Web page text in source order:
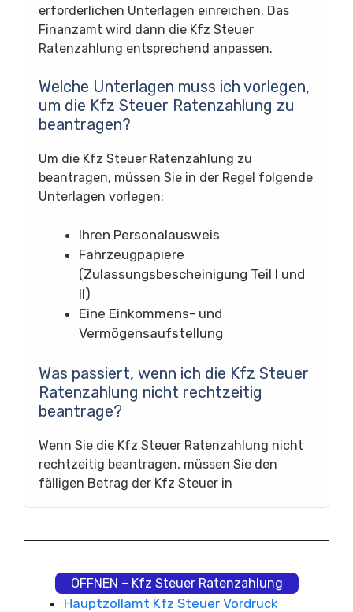
erforderlichen Unterlagen einreichen. Das
Finanzamt wird dann die Kfz Steuer
Ratenzahlung entsprechend anpassen.
Welche Unterlagen muss ich vorlegen,
um die Kfz Steuer Ratenzahlung zu
beantragen?
Um die Kfz Steuer Ratenzahlung zu
beantragen, müssen Sie in der Regel folgende
Unterlagen vorlegen:
Ihren Personalausweis
Fahrzeugpapiere
(Zulassungsbescheinigung Teil I und
II)
Eine Einkommens- und
Vermögensaufstellung
Was passiert, wenn ich die Kfz Steuer
Ratenzahlung nicht rechtzeitig
beantrage?
Wenn Sie die Kfz Steuer Ratenzahlung nicht
rechtzeitig beantragen, müssen Sie den
fälligen Betrag der Kfz Steuer in
ÖFFNEN – Kfz Steuer Ratenzahlung
Hauptzollamt Kfz Steuer Vordruck